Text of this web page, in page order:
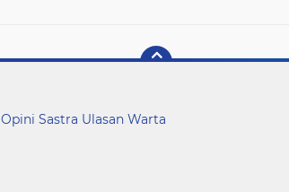
Opini Sastra Ulasan Warta